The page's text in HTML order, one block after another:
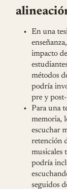
En una
impacto
métodos
podría
pre y
Para una
memoria,
escuchar
retención
musicales
podría
seguidos